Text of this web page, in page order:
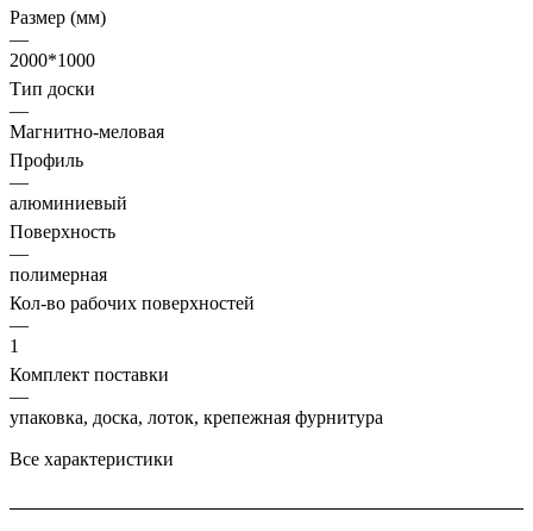
Размер (мм)
—
2000*1000
Тип доски
—
Магнитно-меловая
Профиль
—
алюминиевый
Поверхность
—
полимерная
Кол-во рабочих поверхностей
—
1
Комплект поставки
—
упаковка, доска, лоток, крепежная фурнитура
Все характеристики